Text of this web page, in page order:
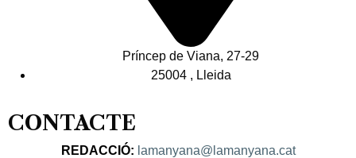
Príncep de Viana, 27-29
25004 , Lleida
CONTACTE
REDACCIÓ: lamanyana@lamanyana.cat